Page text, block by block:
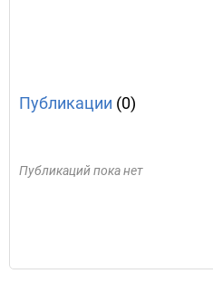
Публикации (0)
Публикаций пока нет